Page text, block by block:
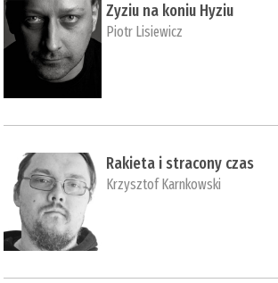
Zyziu na koniu Hyziu
Piotr Lisiewicz
Rakieta i stracony czas
Krzysztof Karnkowski